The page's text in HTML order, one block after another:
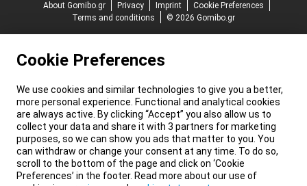
About Gomibo.gr
Privacy Imprint
Cookie Preferences
Terms and conditions
© 2026 Gomibo.gr
Cookie Preferences
We use cookies and similar technologies to give you a better,
more personal experience. Functional and analytical cookies
are always active. By clicking “Accept” you also allow us to
collect your data and share it with 3 partners for marketing
purposes, so we can show you ads that matter to you. You
can withdraw or change your consent at any time. To do so,
scroll to the bottom of the page and click on ‘Cookie
Preferences’ in the footer. Read more about our use of